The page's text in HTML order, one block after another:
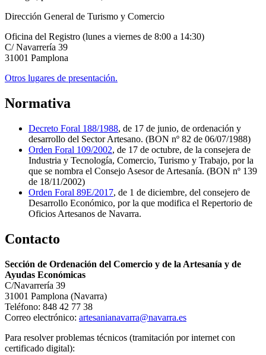
Dirección General de Turismo y Comercio
Oficina del Registro (lunes a viernes de 8:00 a 14:30)
C/ Navarrería 39
31001 Pamplona
Otros lugares de presentación.
Normativa
Decreto Foral 188/1988, de 17 de junio, de ordenación y
desarrollo del Sector Artesano. (BON nº 82 de 06/07/1988)
Orden Foral 109/2002, de 17 de octubre, de la consejera de
Industria y Tecnología, Comercio, Turismo y Trabajo, por la
que se nombra el Consejo Asesor de Artesanía. (BON nº 139
de 18/11/2002)
Orden Foral 89E/2017, de 1 de diciembre, del consejero de
Desarrollo Económico, por la que modifica el Repertorio de
Oficios Artesanos de Navarra.
Contacto
Sección de Ordenación del Comercio y de la Artesanía y de
Ayudas Económicas
C/Navarrería 39
31001 Pamplona (Navarra)
Teléfono: 848 42 77 38
Correo electrónico: artesanianavarra@navarra.es
Para resolver problemas técnicos (tramitación por internet con
certificado digital):